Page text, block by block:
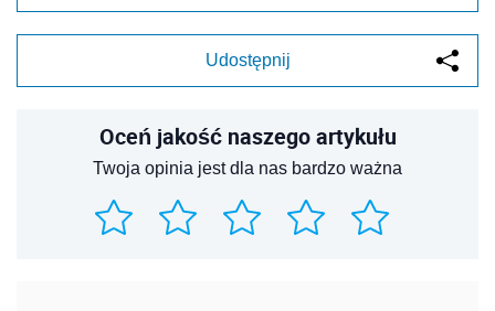
Udostępnij
Oceń jakość naszego artykułu
Twoja opinia jest dla nas bardzo ważna